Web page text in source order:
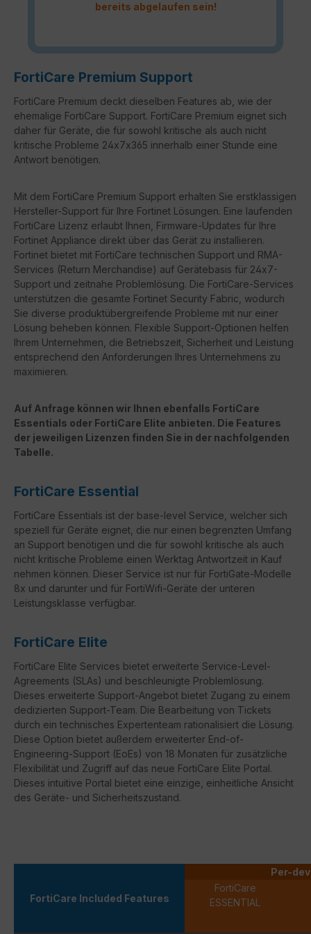
bereits abgelaufen sein!
FortiCare Premium Support
FortiCare Premium deckt dieselben Features ab, wie der
ehemalige FortiCare Support. FortiCare Premium eignet sich
daher für Geräte, die für sowohl kritische als auch nicht
kritische Probleme 24x7x365 innerhalb einer Stunde eine
Antwort benötigen.
Mit dem FortiCare Premium Support erhalten Sie erstklassigen
Hersteller-Support für Ihre Fortinet Lösungen. Eine laufenden
FortiCare Lizenz erlaubt Ihnen, Firmware-Updates für Ihre
Fortinet Appliance direkt über das Gerät zu installieren.
Fortinet bietet mit FortiCare technischen Support und RMA-
Services (Return Merchandise) auf Gerätebasis für 24x7-
Support und zeitnahe Problemlösung. Die FortiCare-Services
unterstützen die gesamte Fortinet Security Fabric, wodurch
Sie diverse produktübergreifende Probleme mit nur einer
Lösung beheben können. Flexible Support-Optionen helfen
Ihrem Unternehmen, die Betriebszeit, Sicherheit und Leistung
entsprechend den Anforderungen Ihres Unternehmens zu
maximieren.
Auf Anfrage können wir Ihnen ebenfalls FortiCare
Essentials oder FortiCare Elite anbieten. Die Features
der jeweiligen Lizenzen finden Sie in der nachfolgenden
Tabelle.
FortiCare Essential
FortiCare Essentials ist der base-level Service, welcher sich
speziell für Geräte eignet, die nur einen begrenzten Umfang
an Support benötigen und die für sowohl kritische als auch
nicht kritische Probleme einen Werktag Antwortzeit in Kauf
nehmen können. Dieser Service ist nur für FortiGate-Modelle
8x und darunter und für FortiWifi-Geräte der unteren
Leistungsklasse verfügbar.
FortiCare Elite
FortiCare Elite Services bietet erweiterte Service-Level-
Agreements (SLAs) und beschleunigte Problemlösung.
Dieses erweiterte Support-Angebot bietet Zugang zu einem
dedizierten Support-Team. Die Bearbeitung von Tickets
durch ein technisches Expertenteam rationalisiert die Lösung.
Diese Option bietet außerdem erweiterter End-of-
Engineering-Support (EoEs) von 18 Monaten für zusätzliche
Flexibilität und Zugriff auf das neue FortiCare Elite Portal.
Dieses intuitive Portal bietet eine einzige, einheitliche Ansicht
des Geräte- und Sicherheitszustand.
FortiCare Included Features
Per-
FortiCare
ESSENTIAL